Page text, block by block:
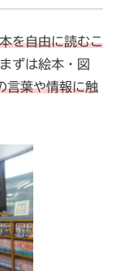
を自由に読むこ
ずは絵本・図
言葉や情報に触